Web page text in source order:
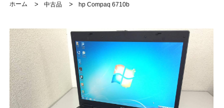
ホーム
> 中古品 > hp Compaq 6710b